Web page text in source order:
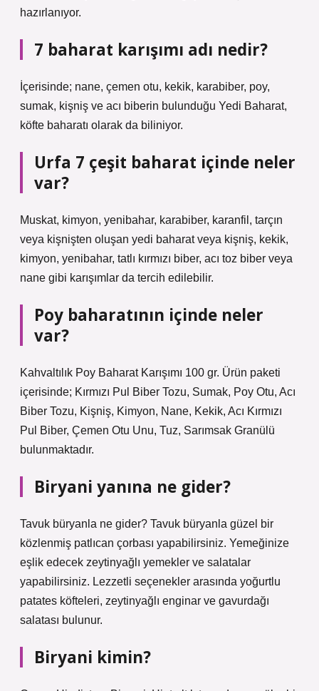
hazırlanıyor.
7 baharat karışımı adı nedir?
İçerisinde; nane, çemen otu, kekik, karabiber, poy,
sumak, kişniş ve acı biberin bulunduğu Yedi Baharat,
köfte baharatı olarak da biliniyor.
Urfa 7 çeşit baharat içinde neler
var?
Muskat, kimyon, yenibahar, karabiber, karanfil, tarçın
veya kişnişten oluşan yedi baharat veya kişniş, kekik,
kimyon, yenibahar, tatlı kırmızı biber, acı toz biber veya
nane gibi karışımlar da tercih edilebilir.
Poy baharatının içinde neler
var?
Kahvaltılık Poy Baharat Karışımı 100 gr. Ürün paketi
içerisinde; Kırmızı Pul Biber Tozu, Sumak, Poy Otu, Acı
Biber Tozu, Kişniş, Kimyon, Nane, Kekik, Acı Kırmızı
Pul Biber, Çemen Otu Unu, Tuz, Sarımsak Granülü
bulunmaktadır.
Biryani yanına ne gider?
Tavuk büryanla ne gider? Tavuk büryanla güzel bir
közlenmiş patlıcan çorbası yapabilirsiniz. Yemeğinize
eşlik edecek zeytinyağlı yemekler ve salatalar
yapabilirsiniz. Lezzetli seçenekler arasında yoğurtlu
patates köfteleri, zeytinyağlı enginar ve gavurdağı
salatası bulunur.
Biryani kimin?